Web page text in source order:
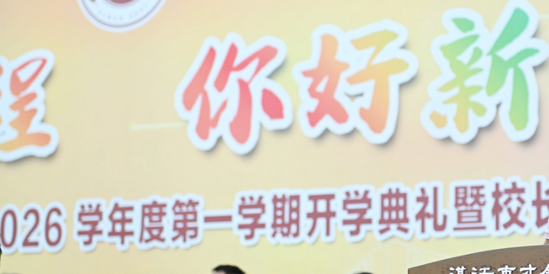
谭晓明主任主持典礼
开学典礼在庄严肃穆的升旗仪式中拉开序幕，全体师生整齐肃立
歌，目光如炬，爱国豪情在每个人胸中激荡。